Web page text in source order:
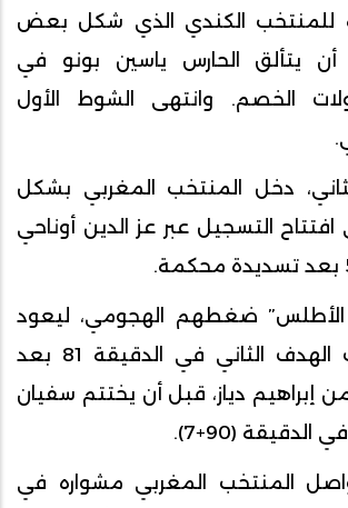
للمنتخب الكندي الذي شكل بعض
أن يتألق الحارس ياسين بونو في
الخصم. وانتهى الشوط الأول
دخل المنتخب المغربي بشكل
التسجيل عبر عز الدين أوناحي
ضغطهم الهجومي، ليعود
أوناحي ويضيف الهدف الثاني في الدقيقة 81 بعد
إبراهيم دياز، قبل أن يختتم سفيان
(90+7).
المنتخب المغربي مشواره في